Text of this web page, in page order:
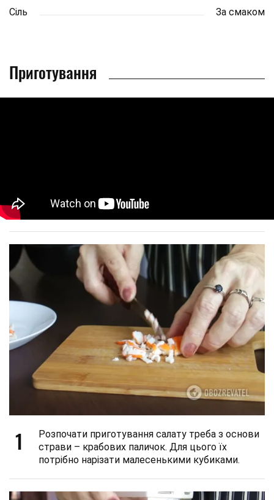
Сіль
За смаком
Приготування
1
Розпочати приготування салату треба з основи
страви – крабових паличок. Для цього їх
потрібно нарізати малесенькими кубиками.